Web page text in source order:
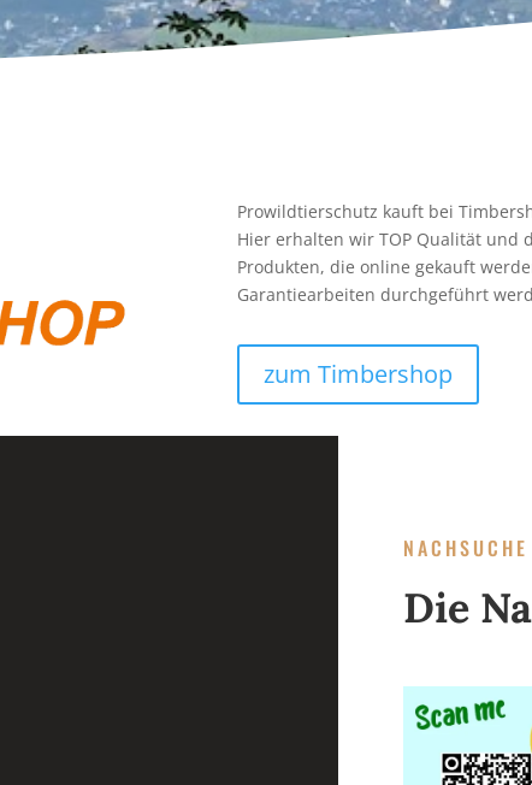
Prowildtierschutz kauft bei
Hier erhalten wir TOP Qualität und
Produkten, die online gekauft
Garantiearbeiten durchgeführt
zum Timbershop
Die